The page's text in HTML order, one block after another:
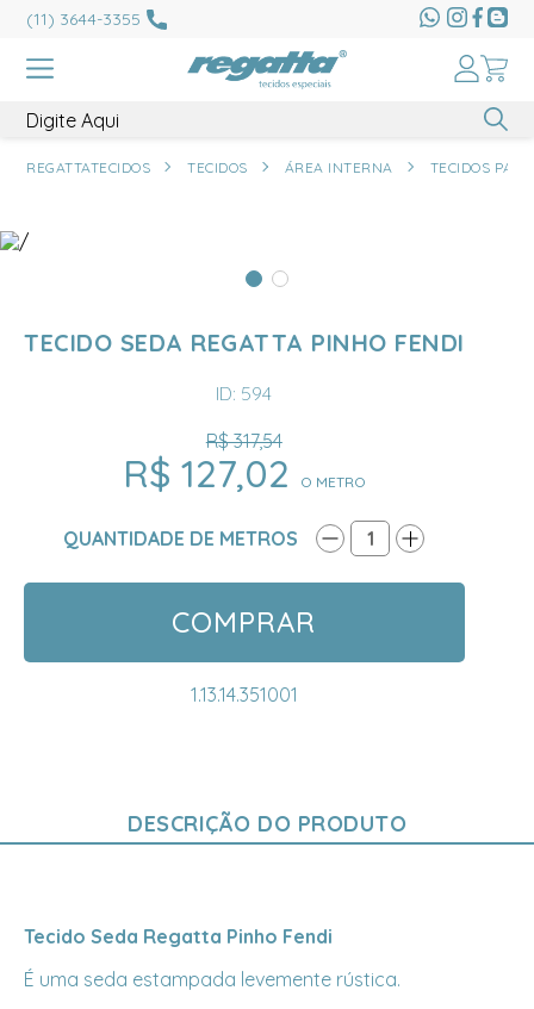
(11) 3644-3355
REGATTATECIDOS TECIDOS ÁREA INTERNA TECIDOS
TECIDO SEDA REGATTA PINHO FENDI
ID: 594
R$ 127,02 O METRO
R$ 317,54
QUANTIDADE DE METROS 1
COMPRAR
1.13.14.351001
DESCRIÇÃO DO PRODUTO
Tecido Seda Regatta Pinho Fendi
É uma seda estampada levemente rústica.